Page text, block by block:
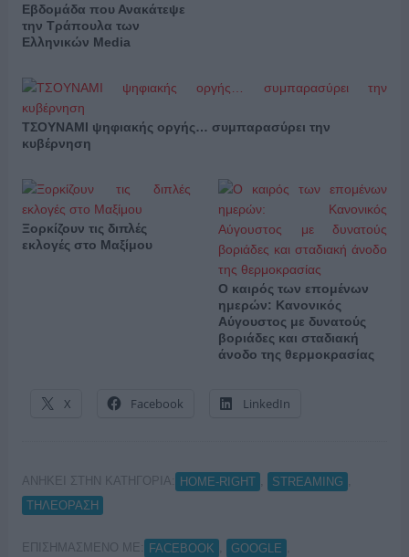
Εβδομάδα που Ανακάτεψε
την Τράπουλα των
Ελληνικών Media
ΤΣΟΥΝΑΜΙ ψηφιακής οργής… συμπαρασύρει την
κυβέρνηση
Ξορκίζουν τις διπλές
εκλογές στο Μαξίμου
Ο καιρός των επομένων
ημερών: Κανονικός
Αύγουστος με δυνατούς
βοριάδες και σταδιακή
άνοδο της θερμοκρασίας
X Facebook LinkedIn
ΑΝΗΚΕΙ ΣΤΗΝ ΚΑΤΗΓΟΡΙΑ: HOME-RIGHT STREAMING
ΤΗΛΕΟΡΑΣΗ
ΕΠΙΣΗΜΑΣΜΕΝΟ ΜΕ: FACEBOOK GOOGLE